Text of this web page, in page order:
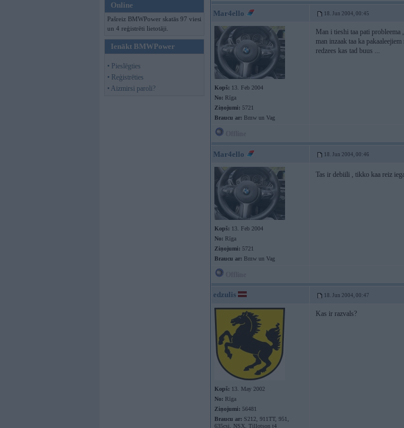
Online
Pašreiz BMWPower skatās 97 viesi
un 4 reģistrēti lietotāji.
Ienākt BMWPower
• Pieslēgties
• Reģistrēties
• Aizmirsi paroli?
Mar4ello 18. Jun 2004, 00:45
Kopš: 13. Feb 2004
No: Rīga
Ziņojumi: 5721
Braucu ar: Bmw un Vag
Man i tieshi taa pati probleema
man inzaak taa ka
redzees kas tad buus ...
Mar4ello 18. Jun 2004, 00:46
Kopš: 13. Feb 2004
No: Rīga
Ziņojumi: 5721
Braucu ar: Bmw un Vag
Tas ir debiili , tikko kaa reiz
edzulis 18. Jun 2004, 00:47
Kopš: 13. May 2002
No: Rīga
Ziņojumi: 56481
Braucu ar: S212, 911TT, 951,
635csi, NSX, Tillotson t4
Kas ir razvals?